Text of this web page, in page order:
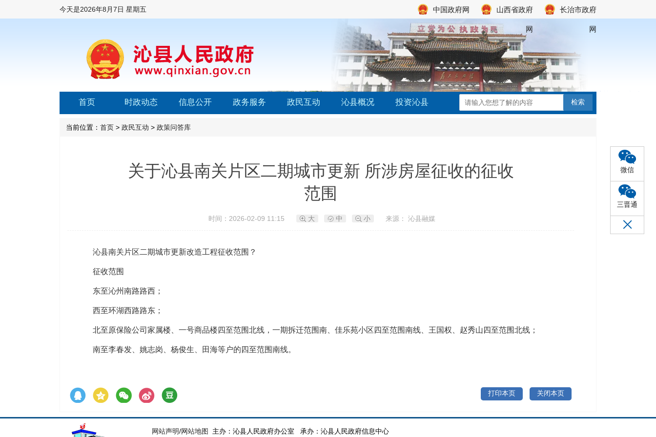
微信
三晋通
今天是2026年8月7日 星期五 中国政府网 山西省政府
网
长治市政府
网
首页 时政动态 信息公开 政务服务 政民互动 沁县概况 投资沁县
当前位置： 首页 > 政民互动 > 政策问答库
关于沁县南关片区二期城市更新 所涉房屋征收的征收
范围
时间：2026-02-09 11:15 大 中 小 来源： 沁县融媒
沁县南关片区二期城市更新改造工程征收范围？
征收范围
东至沁州南路路西；
西至环湖西路路东；
北至原保险公司家属楼、一号商品楼四至范围北线，一期拆迁范围南、佳乐苑小区四至范围南线、王国权、赵秀山四至范围北线；
南至李春发、姚志岗、杨俊生、田海等户的四至范围南线。
打印本页 关闭本页
网站声明/网站地图 主办：沁县人民政府办公室 承办：沁县人民政府信息中心